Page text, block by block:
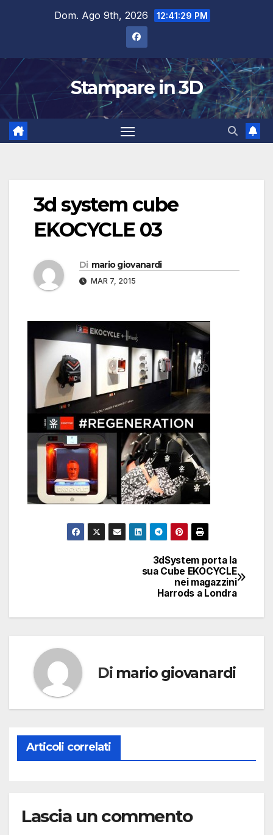
Dom. Ago 9th, 2026 12:41:30 PM
Stampare in 3D
3d system cube
EKOCYCLE 03
Di mario giovanardi
MAR 7, 2015
3dSystem porta la
sua Cube EKOCYCLE
nei magazzini
Harrods a Londra
Di mario giovanardi
Articoli correlati
Lascia un commento